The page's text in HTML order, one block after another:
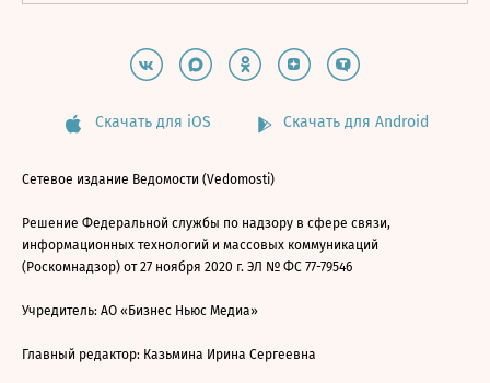
Скачать для iOS Скачать для Android
Сетевое издание Ведомости (Vedomosti)
Решение Федеральной службы по надзору в сфере связи,
информационных технологий и массовых коммуникаций
(Роскомнадзор) от 27 ноября 2020 г. ЭЛ № ФС 77-79546
Учредитель: АО «Бизнес Ньюс Медиа»
Главный редактор: Казьмина Ирина Сергеевна